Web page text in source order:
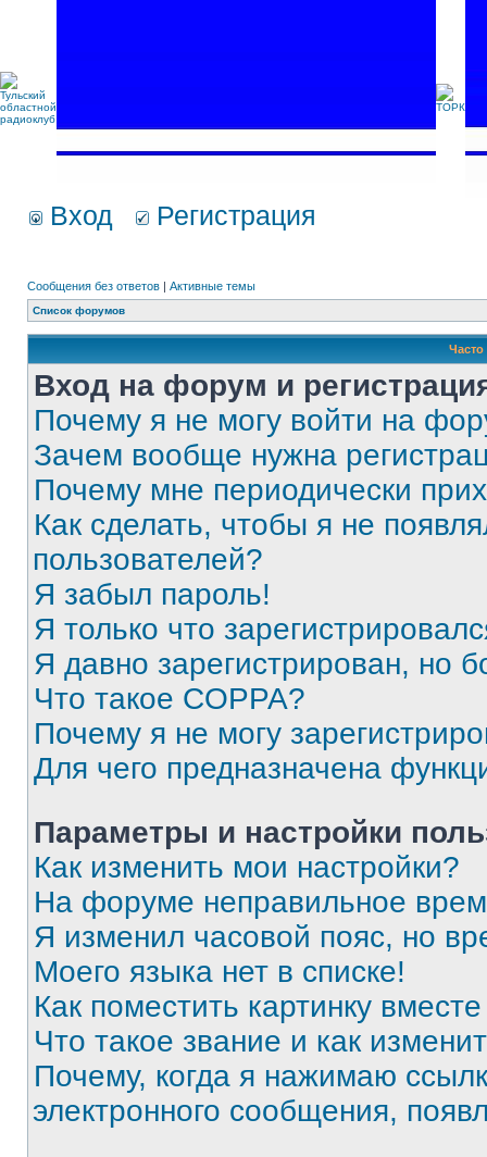
Вход Регистрация
Сообщения без ответов | Активные темы
Список форумов
Вход на форум и
Почему я не могу войти на
Зачем вообще нужна
Почему мне периодически
Как сделать, чтобы я не
пользователей?
Я забыл пароль!
Я только что
Я давно зарегистрирован, но
Что такое COPPA?
Почему я не могу
Для чего предназначена
Параметры и настройки
Как изменить мои настройки?
На форуме неправильное
Я изменил часовой пояс, но
Моего языка нет в списке!
Как поместить картинку
Что такое звание и как
Почему, когда я нажимаю
электронного сообщения,